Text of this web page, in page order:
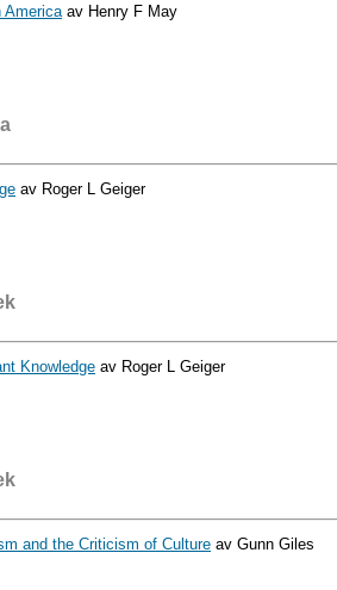
America av Henry F May
av Roger L Geiger
Knowledge av Roger L Geiger
and the Criticism of Culture av Gunn Giles